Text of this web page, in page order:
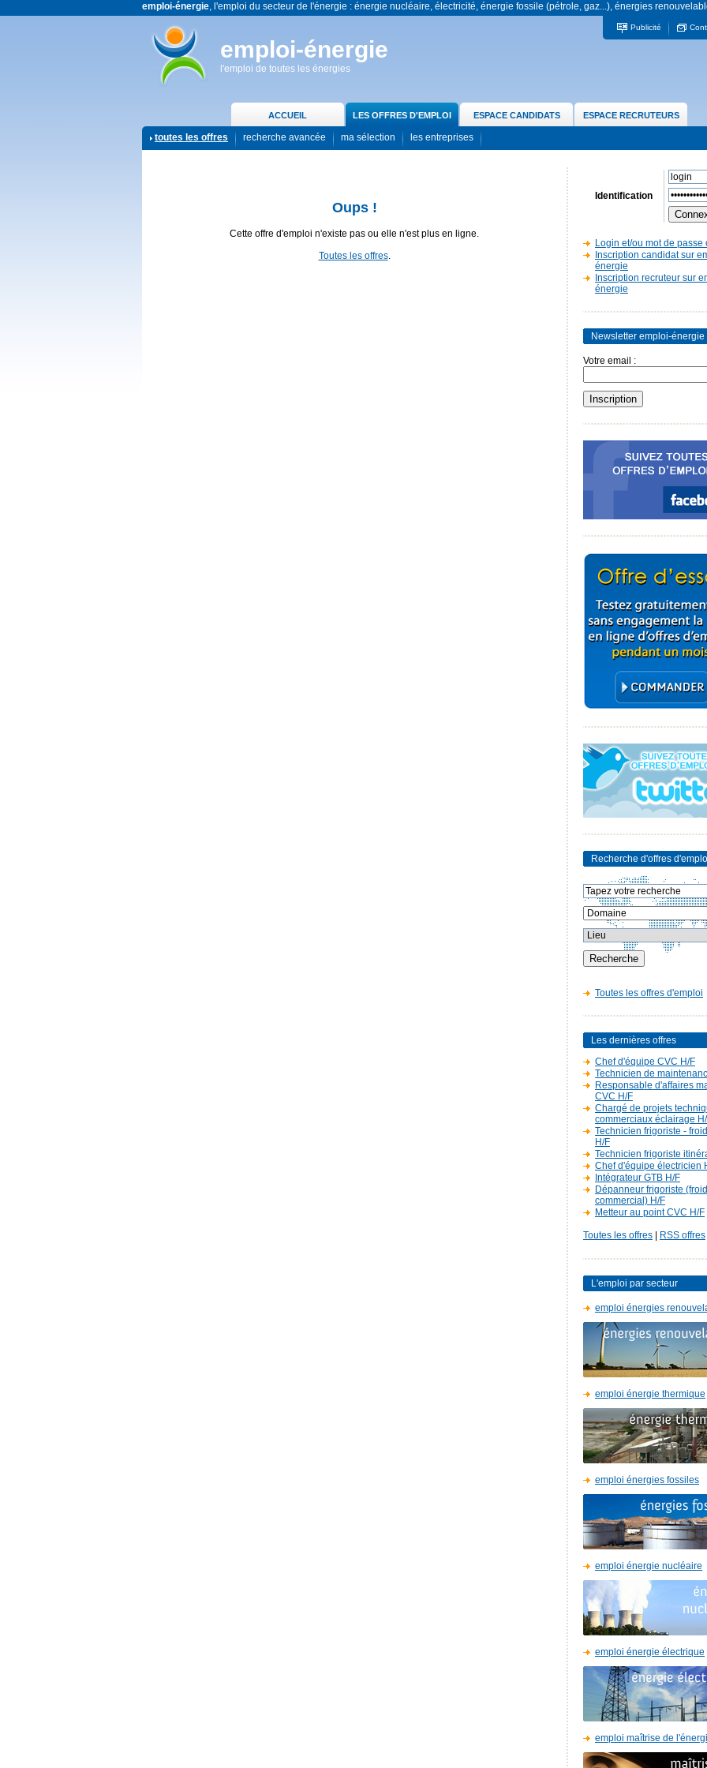
emploi-énergie, l'emploi du secteur de l'énergie : énergie nucléaire, électricité, énergie fossile (pétrole, gaz...), énergies
emploi-énergie
l'emploi de toutes les énergies
Publicité
ACCUEIL LES OFFRES D'EMPLOI ESPACE CANDIDATS ESPACE RECRUTEURS
toutes les offres recherche avancée ma sélection les entreprises
Oups !
Cette offre d'emploi n'existe pas ou elle n'est plus en ligne.
Toutes les offres.
Identification
Login et/ou mot de passe
Inscription candidat sur
énergie
Inscription recruteur sur
énergie
Newsletter emploi-énergie
Votre email :
Recherche d'offres
Toutes les offres d'emploi
Les dernières offres
Chef d'équipe CVC H/F
Technicien de
Responsable d'affaires
CVC H/F
Chargé de projets
commerciaux éclairage
Technicien frigoriste -
H/F
Technicien frigoriste
Chef d'équipe électricien
Intégrateur GTB H/F
Dépanneur frigoriste (froid
commercial) H/F
Metteur au point CVC H/F
Toutes les offres RSS offres
L'emploi par secteur
emploi énergies
emploi énergie thermique
emploi énergies fossiles
emploi énergie nucléaire
emploi énergie électrique
emploi maîtrise de